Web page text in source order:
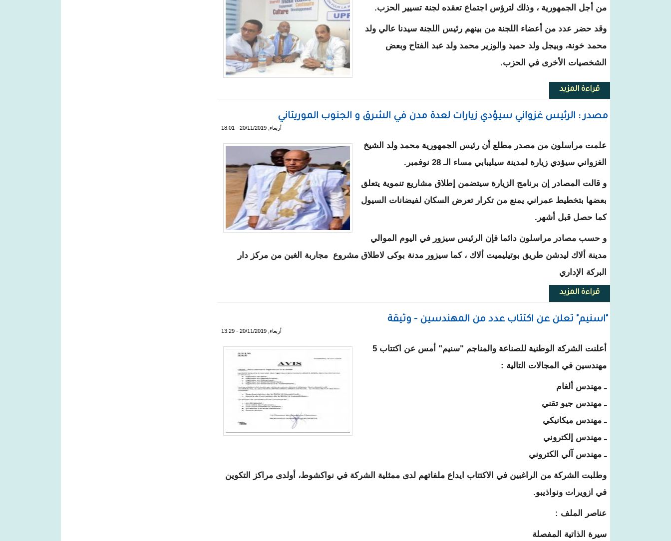
من أجل الجمهورية ، وذلك لترؤس اجتماع تعقده لجنة تسيير الحزب.
وقد حضر عدد من أعضاء اللجنة من بينهم رئيس اللجنة سيدنا عالي ولد
محمد خونة، وبيجل ولد حميد والوزير محمد ولد عبد الفتاح وبعض
الشخصيات الأخرى في الحزب.
قراءة المزيدحول صور من وصول ولد عبد العزيز لمقر الـ UPR
مصدر : الرئيس غزواني سيؤدي زيارات لعدة مدن في الشرق و الجنوب الموريتاني
أربعاء, 20/11/2019 - 18:01
علمت مراسلون من مصدر مطلع أن رئيس الجمهورية محمد ولد الشيخ
الغزواني سيؤدي زيارة لمدينة سيليبابي مساء الـ 28 نوفمبر.
و قالت المصادر إن برنامج الزيارة سيتضمن إطلاق مشاريع تنموية يتعلق
بعضها بتخطيط عمراني يمنع من تكرار تعرض السكان لفيضانات السيول
كما حصل قبل أشهر.
و حسب مصادر مراسلون دائما فإن الرئيس سيزور في اليوم الموالي
مدينة ألاك ليدشن طريق بوتيليميت ألاك ، كما سيزور مدنة بوكى لاطلاق مشروع مجاربة الغبن من مركز دار
البركة الإداري
قراءة المزيدحول مصدر : الرئيس غزواني سيؤدي زيارات لعدة مدن في الشرق و الجنوب الموريتاني
"اسنيم" تعلن عن اكتتاب عدد من المهندسين - وثيقة
أربعاء, 20/11/2019 - 13:29
أعلنت الشركة الوطنية للصناعة والمناجم "سنيم" أمس عن اكتتاب 5
مهندسين في المجالات التالية :
ـ مهندس ألغام
ـ مهندس جيو تقني
ـ مهندس ميكانيكي
ـ مهندس إلكتروني
ـ مهندس آلي الكتروني
وطلبت الشركة من الراغبين في الاكتتاب ايداع ملفاتهم لدى ممثلية الشركة في نواكشوط، أولدى مراكز التكوين
في ازويرات ونواذيبو.
عناصر الملف :
سيرة الذاتية المفصلة